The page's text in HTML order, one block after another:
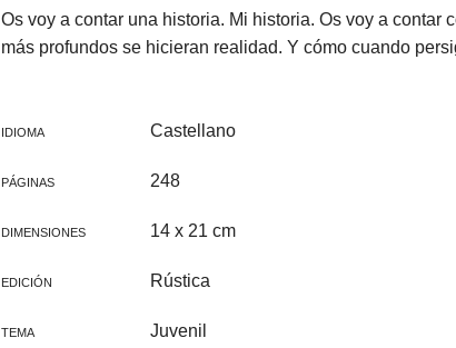
VOCACIONES
NOVELA
AÑO JUBILAR 2025
LEÓN XIV
Os voy a contar una historia. Mi historia. Os voy a
más profundos se hicieran realidad. Y cómo cuando
IDIOMA Castellano
PÁGINAS 248
DIMENSIONES 14 x 21 cm
EDICIÓN Rústica
TEMA Juvenil